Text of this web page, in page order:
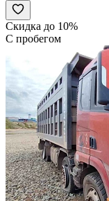
Скидка до 10%
С пробегом